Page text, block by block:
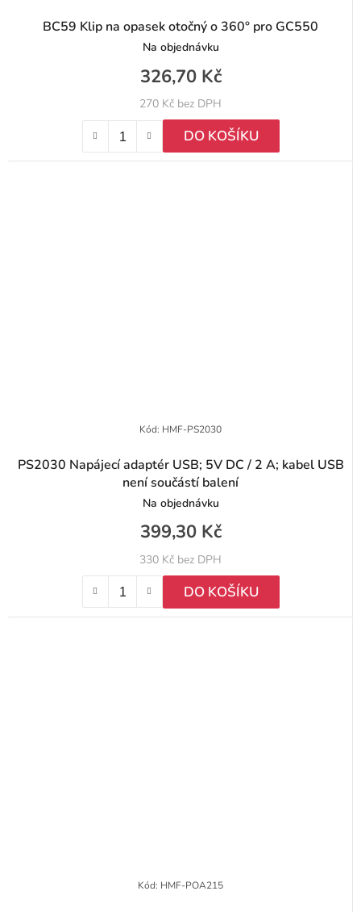
BC59 Klip na opasek otočný o 360° pro GC550
Na objednávku
270 Kč bez DPH
326,70 Kč
DO KOŠÍKU
PS2030 Napájecí adaptér USB; 5V DC / 2 A; kabel USB
není součástí balení
Na objednávku
330 Kč bez DPH
399,30 Kč
DO KOŠÍKU
Kód: HMF-PS2030
Kód: HMF-POA215